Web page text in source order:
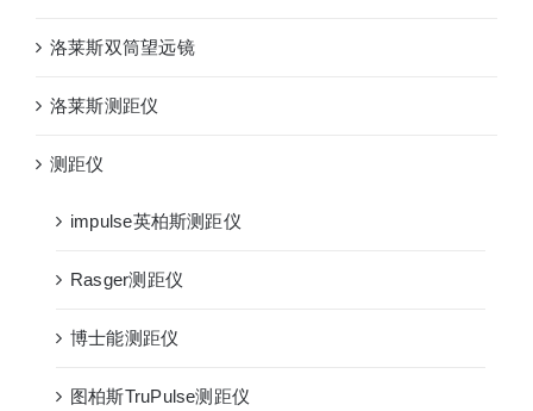
洛莱斯双筒望远镜
洛莱斯测距仪
测距仪
impulse英柏斯测距仪
Rasger测距仪
博士能测距仪
图柏斯TruPulse测距仪